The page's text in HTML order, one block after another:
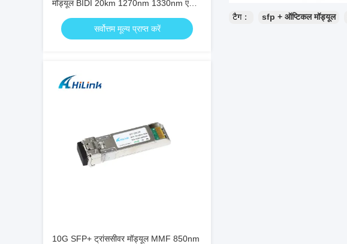
मॉड्यूल BIDI 20km 1270nm 1330nm एलसी
कनेक्टर RoHS
सर्वोत्तम मूल्य प्राप्त करें
10G SFP+ ट्रांससीवर मॉड्यूल MMF 850nm
टैग： sfp + ऑप्टिकल मॉड्यूल